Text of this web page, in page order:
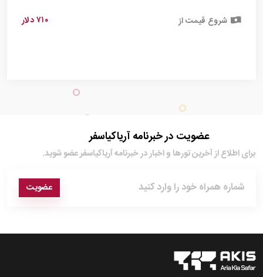
شروع قیمت از ۷۱۰ دلار
عضویت در خبرنامه آریاکیاسفر
برای اطلاع از آخرین تور‌ها و اخبار در خبرنامه آریاکیاسفر عضو شوید.
عضویت